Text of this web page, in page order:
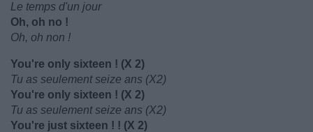
Le temps d'un jour
Oh, oh no !
Oh, oh non !
You're only sixteen ! (X 2)
Tu as seulement seize ans (X2)
You're only sixteen ! (X 2)
Tu as seulement seize ans (X2)
You're just sixteen ! ! (X 2)